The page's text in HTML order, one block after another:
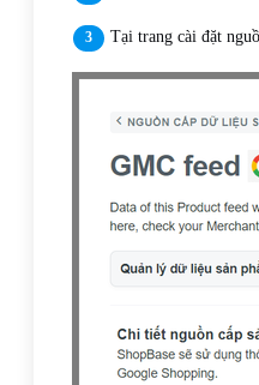
Tại trang cài đặt